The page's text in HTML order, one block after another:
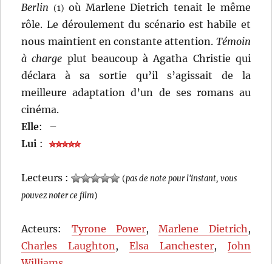
Berlin (1) où Marlene Dietrich tenait le même
rôle. Le déroulement du scénario est habile et
nous maintient en constante attention. Témoin
à charge plut beaucoup à Agatha Christie qui
déclara à sa sortie qu’il s’agissait de la
meilleure adaptation d’un de ses romans au
cinéma.
Elle:
–
Lui :
Lecteurs : (pas de note pour l'instant, vous
pouvez noter ce film)
Acteurs: Tyrone Power,Marlene Dietrich ,
Charles Laughton ,Elsa Lanchester, John